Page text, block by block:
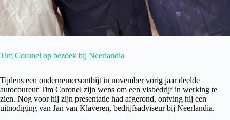
Tim Coronel op bezoek bij Neerlandia
Tijdens een ondernemersontbijt in november vorig jaar deelde
autocoureur Tim Coronel zijn wens om een visbedrijf in werking te
zien. Nog voor hij zijn presentatie had afgerond, ontving hij een
uitnodiging van Jan van Klaveren, bedrijfsadviseur bij Neerlandia.